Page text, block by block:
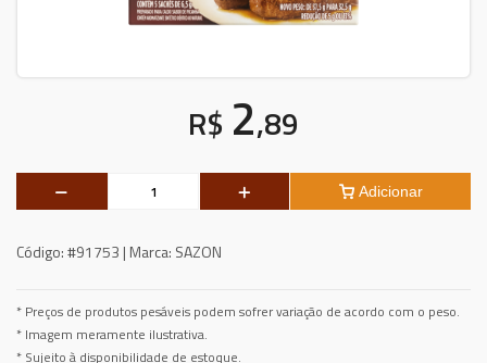
R$ 2,89
Adicionar
Código:#91753 | Marca: SAZON
* Preços de produtos pesáveis podem sofrer variação de acordo com o peso.
* Imagem meramente ilustrativa.
* Sujeito à disponibilidade de estoque.